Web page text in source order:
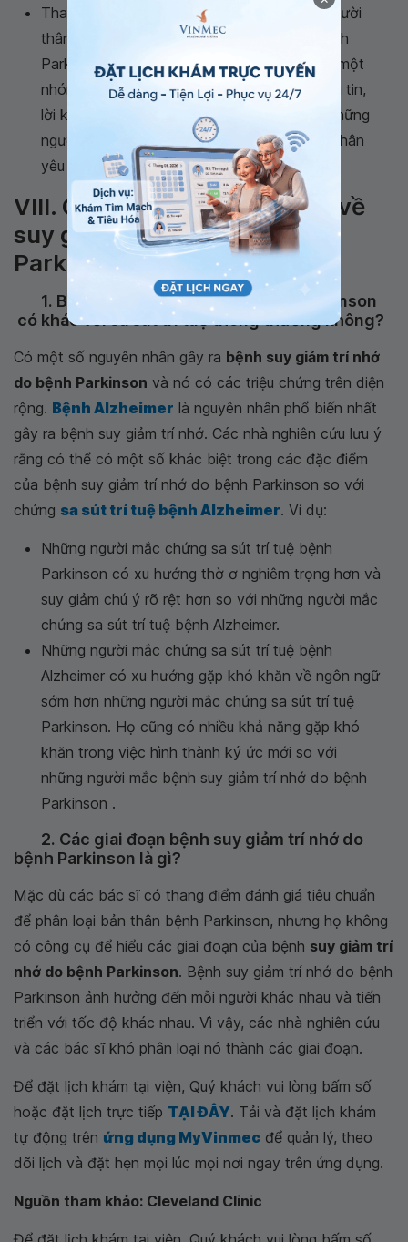
Tham gia một nhóm hỗ trợ: Khuyến khích người
thân của bạn tham gia một nhóm hỗ trợ bệnh
Parkinson - và bản thân bạn cũng tham gia một
nhóm. Các nhóm này có thể cung cấp thông tin,
lời khuyên và kinh nghiệm quý báu để giúp những
người mắc bệnh Parkinson và những người thân
yêu của họ đối phó với nhiều vấn đề.
VIII. Các câu hỏi thường gặp về
suy giảm trí nhớ do bệnh
Parkinson
1. Bệnh suy giảm trí nhớ do bệnh Parkinson
có khác với sa sút trí tuệ thông thường không?
Có một số nguyên nhân gây ra bệnh suy giảm trí nhớ
do bệnh Parkinson và nó có các triệu chứng trên diện
rộng. Bệnh Alzheimer là nguyên nhân phổ biến nhất
gây ra bệnh suy giảm trí nhớ. Các nhà nghiên cứu lưu ý
rằng có thể có một số khác biệt trong các đặc điểm
của bệnh suy giảm trí nhớ do bệnh Parkinson so với
chứng sa sút trí tuệ bệnh Alzheimer. Ví dụ:
Những người mắc chứng sa sút trí tuệ bệnh
Parkinson có xu hướng thờ ơ nghiêm trọng hơn và
suy giảm chú ý rõ rệt hơn so với những người mắc
chứng sa sút trí tuệ bệnh Alzheimer.
Những người mắc chứng sa sút trí tuệ bệnh
Alzheimer có xu hướng gặp khó khăn về ngôn ngữ
sớm hơn những người mắc chứng sa sút trí tuệ
Parkinson. Họ cũng có nhiều khả năng gặp khó
khăn trong việc hình thành ký ức mới so với
những người mắc bệnh suy giảm trí nhớ do bệnh
Parkinson .
2. Các giai đoạn bệnh suy giảm trí nhớ do
bệnh Parkinson là gì?
Mặc dù các bác sĩ có thang điểm đánh giá tiêu chuẩn
để phân loại bản thân bệnh Parkinson, nhưng họ không
có công cụ để hiểu các giai đoạn của bệnh suy giảm trí
nhớ do bệnh Parkinson. Bệnh suy giảm trí nhớ do bệnh
Parkinson ảnh hưởng đến mỗi người khác nhau và tiến
triển với tốc độ khác nhau. Vì vậy, các nhà nghiên cứu
và các bác sĩ khó phân loại nó thành các giai đoạn.
Để đặt lịch khám tại viện, Quý khách vui lòng bấm số
hoặc đặt lịch trực tiếp TẠI ĐÂY. Tải và đặt lịch khám
tự động trên ứng dụng MyVinmec để quản lý, theo
dõi lịch và đặt hẹn mọi lúc mọi nơi ngay trên ứng dụng.
Nguồn tham khảo: Cleveland Clinic